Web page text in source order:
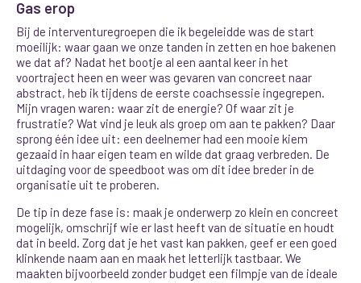
Gas erop
Bij de interventuregroepen die ik begeleidde was de start
moeilijk: waar gaan we onze tanden in zetten en hoe bakenen
we dat af? Nadat het bootje al een aantal keer in het
voortraject heen en weer was gevaren van concreet naar
abstract, heb ik tijdens de eerste coachsessie ingegrepen.
Mijn vragen waren: waar zit de energie? Of waar zit je
frustratie? Wat vind je leuk als groep om aan te pakken? Daar
sprong één idee uit: een deelnemer had een mooie kiem
gezaaid in haar eigen team en wilde dat graag verbreden. De
uitdaging voor de speedboot was om dit idee breder in de
organisatie uit te proberen.
De tip in deze fase is: maak je onderwerp zo klein en concreet
mogelijk, omschrijf wie er last heeft van de situatie en houdt
dat in beeld. Zorg dat je het vast kan pakken, geef er een goed
klinkende naam aan en maak het letterlijk tastbaar. We
maakten bijvoorbeeld zonder budget een filmpje van de ideale